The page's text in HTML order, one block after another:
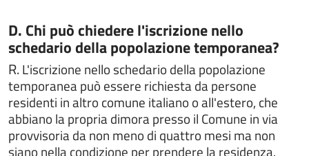
Contributo per il superamento e l'eliminazione di
barriere architettoniche in edifici privati
Costituire un'unione civile
Denuncia di smarrimento sottrazione distruzione
carta di circolazione o patente di guida
Depositare o ritirare le disposizioni anticipate di
trattamento (DAT)
Categoria:
D. Chi può chiedere l'iscrizione nello
schedario della popolazione temporanea?
R. L'iscrizione nello schedario della popolazione
temporanea può essere richiesta da persone
residenti in altro comune italiano o all'estero, che
abbiano la propria dimora presso il Comune in via
provvisoria da non meno di quattro mesi ma non
siano nella condizione per prendere la residenza.